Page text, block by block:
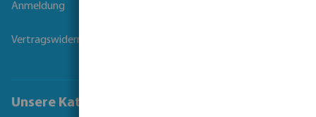
Anmeldung
Vertragswiderruf
Unsere Kataloge